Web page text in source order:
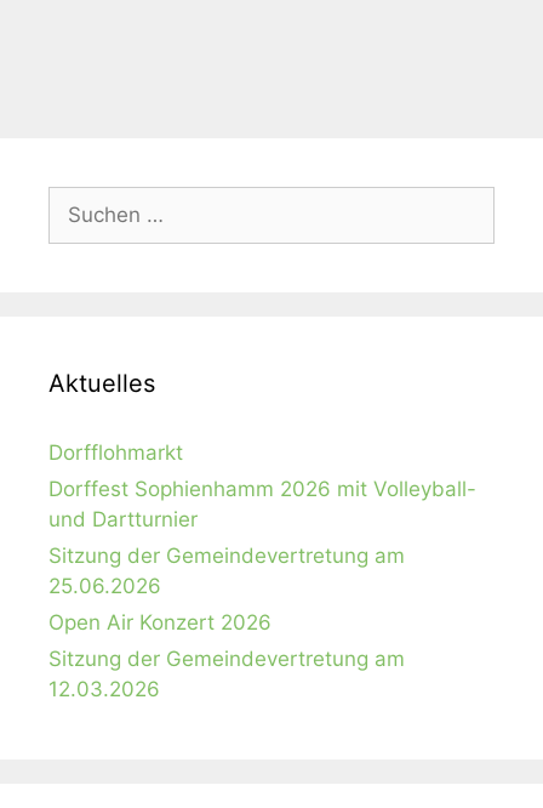
Suchen
nach:
Aktuelles
Dorfflohmarkt
Dorffest Sophienhamm 2026 mit Volleyball-
und Dartturnier
Sitzung der Gemeindevertretung am
25.06.2026
Open Air Konzert 2026
Sitzung der Gemeindevertretung am
12.03.2026